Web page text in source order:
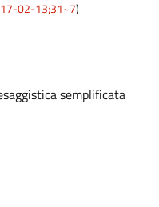
02-13;31~7)
semplificata